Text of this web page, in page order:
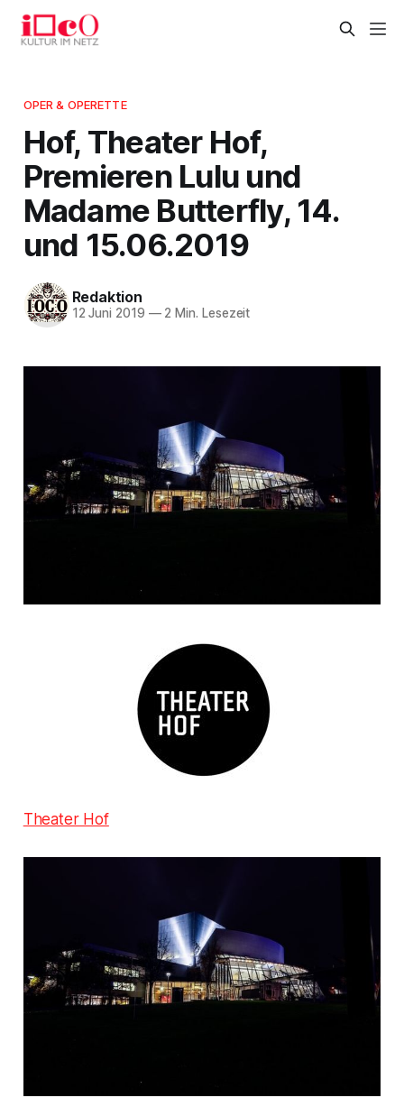
OPER & OPERETTE
Hof, Theater Hof,
Premieren Lulu und
Madame Butterfly, 14.
und 15.06.2019
Redaktion
12 Juni 2019 —2 Min. Lesezeit
Theater Hof